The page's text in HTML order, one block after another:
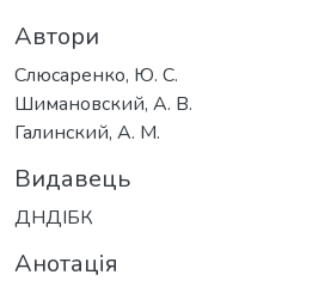
Автори
Слюсаренко, Ю. С.
Шимановский, А. В.
Галинский, А. М.
Видавець
ДНДІБК
Анотація